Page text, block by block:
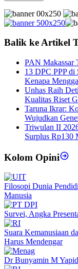
Balik ke Artikel
PAN Makassar
13 DPC PPP di
Kenapa
Unhas Raih
Kualitas Riset
Taruna Ikrar:
Wujudkan
Triwulan II
Surplus Rp130
Kolom Opini
Filosopi Dunia
Manusia
Survei, Angka
Suara Kemanusiaan
Harus Mendengar
Dr Bunyamin M